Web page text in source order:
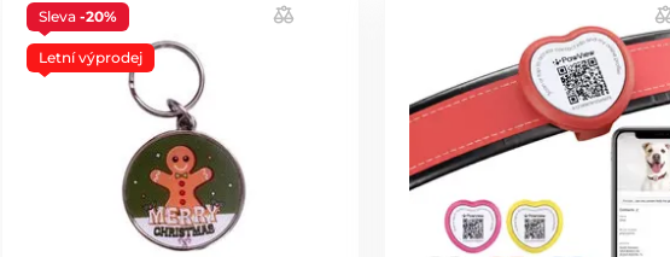
Sleva -20%
Letní výprodej